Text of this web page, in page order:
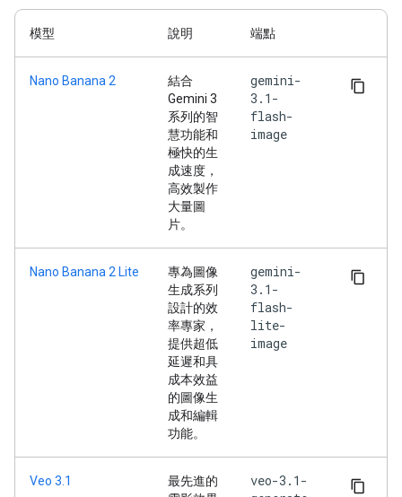
模型 說明 端點
Nano Banana 2
結合
Gemini 3
系列的智
慧功能和
極快的生
成速度，
高效製作
大量圖
片。
gemini-
3.1-
flash-
image
Nano Banana 2 Lite
專為圖像
生成系列
設計的效
率專家，
提供超低
延遲和具
成本效益
的圖像生
成和編輯
功能。
gemini-
3.1-
flash-
lite-
image
Veo 3.1
最先進的
veo-3.1-